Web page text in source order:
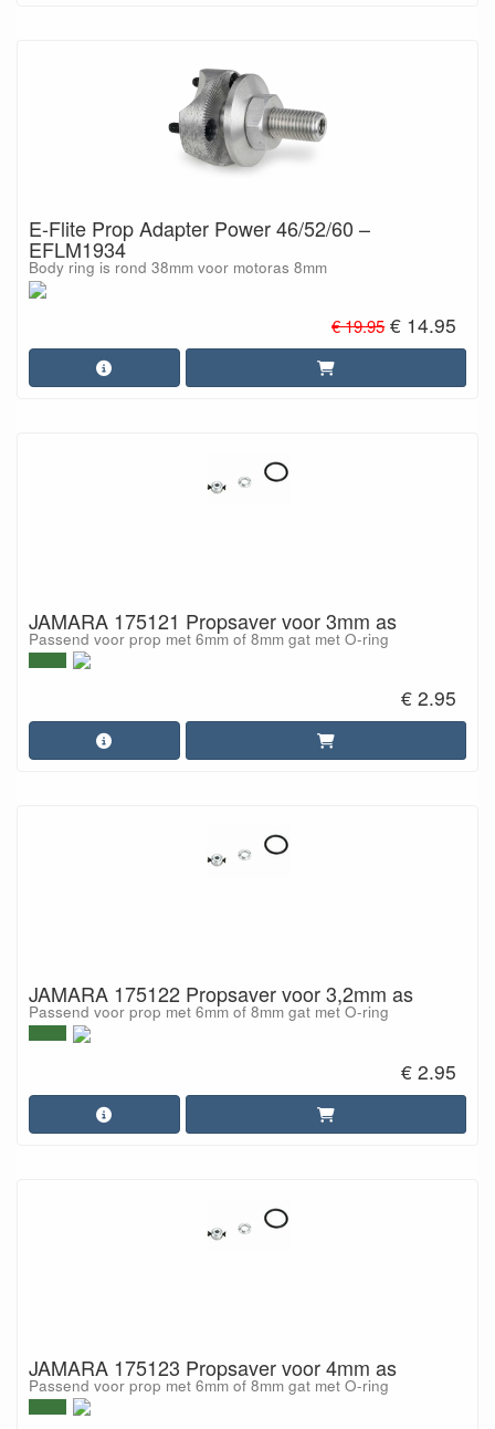
E-Flite Prop Adapter Power 46/52/60 –
EFLM1934
Body ring is rond 38mm voor motoras 8mm
€ 19.95 € 14.95
JAMARA 175121 Propsaver voor 3mm as
Passend voor prop met 6mm of 8mm gat met O-ring
€ 2.95
JAMARA 175122 Propsaver voor 3,2mm as
Passend voor prop met 6mm of 8mm gat met O-ring
€ 2.95
JAMARA 175123 Propsaver voor 4mm as
Passend voor prop met 6mm of 8mm gat met O-ring